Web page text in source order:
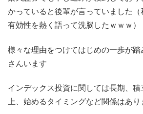
かっていると後輩が言っていました
有効性を熱く語って洗脳したｗｗｗ）
様々な理由をつけてはじめの一歩が踏
さんいます
インデックス投資に関しては長期、
上、始めるタイミングなど関係はあり